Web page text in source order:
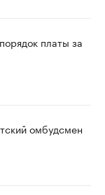
платы за
омбудсмен